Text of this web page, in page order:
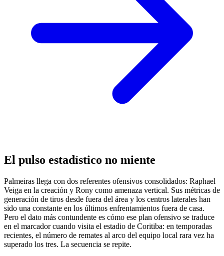
El pulso estadístico no miente
Palmeiras llega con dos referentes ofensivos consolidados: Raphael
Veiga en la creación y Rony como amenaza vertical. Sus métricas de
generación de tiros desde fuera del área y los centros laterales han
sido una constante en los últimos enfrentamientos fuera de casa.
Pero el dato más contundente es cómo ese plan ofensivo se traduce
en el marcador cuando visita el estadio de Coritiba: en temporadas
recientes, el número de remates al arco del equipo local rara vez ha
superado los tres. La secuencia se repite.